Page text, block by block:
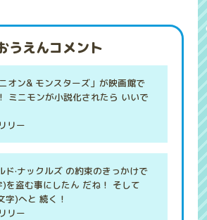
うえんコメント
オン& モンスターズ」が映画館で
ミニモンが小説化されたら いいで
リー
ド·ナックルズ の約束のきっかけで
盗む事にしたん だね！ そして
)へと 続く！
リー